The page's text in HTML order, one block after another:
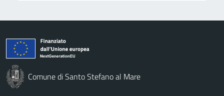
Comune di Santo Stefano al Mare